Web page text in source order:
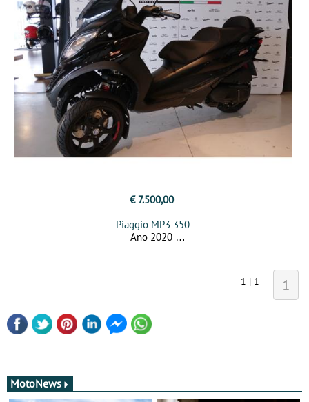
€ 7.500,00
Piaggio MP3 350
Ano 2020
1 | 1 1
MotoNews